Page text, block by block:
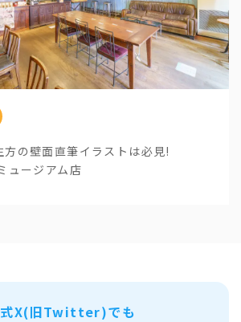
方の壁面直筆イラストは必見!
ュージアム店
X(旧Twitter)でも